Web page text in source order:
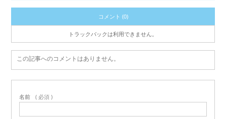
コメント (0)
トラックバックは利用できません。
この記事へのコメントはありません。
名前 ( 必須 )